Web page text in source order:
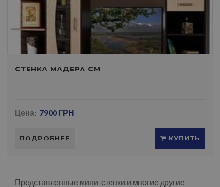
СТЕНКА МАДЕРА СМ
Цена: 7900 ГРН
ПОДРОБНЕЕ КУПИТЬ
Представленные мини-стенки и многие другие